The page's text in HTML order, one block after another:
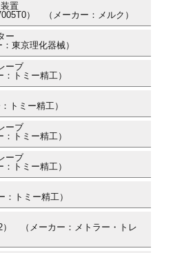
置
） （メーカー：メルク）
ー
東京理化器械）
ーブ
トミー精工）
トミー精工）
ーブ
トミー精工）
ーブ
トミー精工）
トミー精工）
） （メーカー：メトラー・トレ